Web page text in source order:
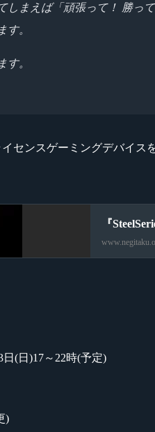
まえば「頑張って！ 勝っ
す。
す。
イセンスゲーミングデバイ
『
日(日)17～22時(予定)
)